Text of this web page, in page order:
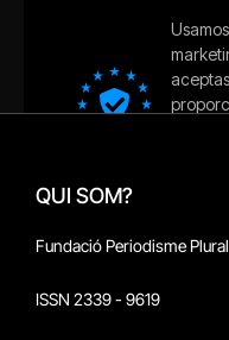
QUI SOM?
Fundació Periodisme Plural
ISSN 2339 - 9619